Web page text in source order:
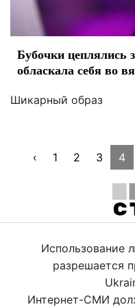
Бубочки цеплялись
обласкала себя во
Шикарный образ
‹ 1 2 3 4
Использование
разрешается
Интернет-СМИ